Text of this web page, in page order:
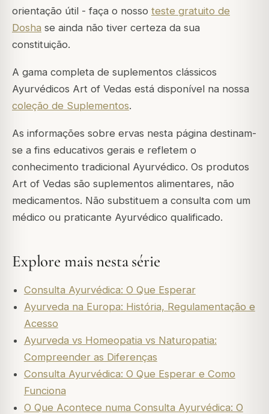
orientação útil - faça o nosso teste gratuito de
Dosha se ainda não tiver certeza da sua
constituição.
A gama completa de suplementos clássicos
Ayurvédicos Art of Vedas está disponível na nossa
coleção de Suplementos.
As informações sobre ervas nesta página destinam-
se a fins educativos gerais e refletem o
conhecimento tradicional Ayurvédico. Os produtos
Art of Vedas são suplementos alimentares, não
medicamentos. Não substituem a consulta com um
médico ou praticante Ayurvédico qualificado.
Explore mais nesta série
Consulta Ayurvédica: O Que Esperar
Ayurveda na Europa: História, Regulamentação e
Acesso
Ayurveda vs Homeopatia vs Naturopatia:
Compreender as Diferenças
Consulta Ayurvédica: O Que Esperar e Como
Funciona
O Que Acontece numa Consulta Ayurvédica: O